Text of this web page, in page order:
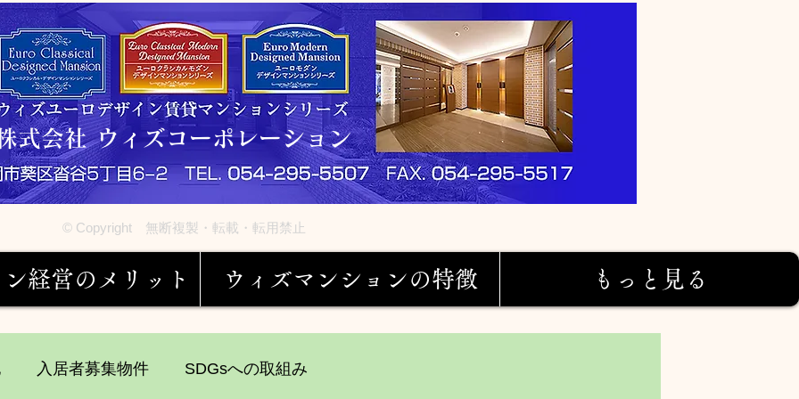
式会社 ウィズコーポレーション
© Copyright 無断複製・転載・転用禁止
経営のメリット ウィズマンションの特徴 もっと見る
入居者募集物件 SDGsへの取組み